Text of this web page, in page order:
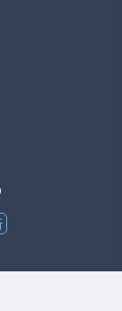
景氣
不僅
金的
數能
是國